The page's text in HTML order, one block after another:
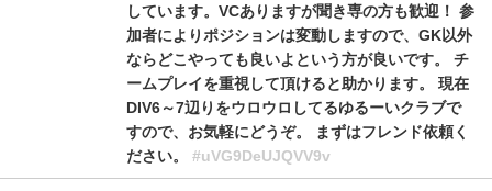
しています。VCありますが聞き専の方も歓迎！ 参
加者によりポジションは変動しますので、GK以外
ならどこやっても良いよという方が良いです。 チ
ームプレイを重視して頂けると助かります。 現在
DIV6～7辺りをウロウロしてるゆるーいクラブで
すので、お気軽にどうぞ。 まずはフレンド依頼く
ださい。 #uVG9DeUJQVV9v